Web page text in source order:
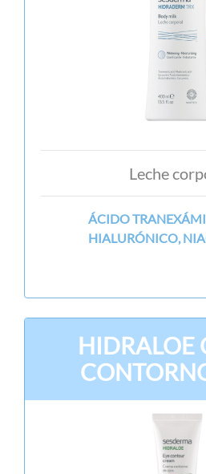
Leche
ÁCIDO
HIALURÓNICO,
HIDRALOE